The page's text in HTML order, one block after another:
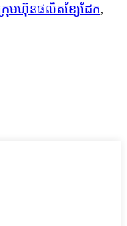
រុមហ៊ុនផលិតខ្សែដែក,